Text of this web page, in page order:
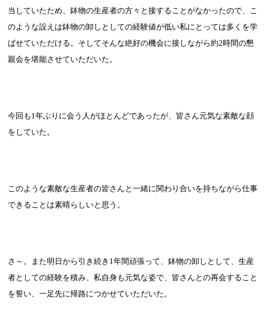
当していたため、鉢物の生産者の方々と接することがなかったので、こ
のような設えは鉢物の卸しとしての経験値が低い私にとっては多くを学
ばせていただける。そしてそんな絶好の機会に接しながら約2時間の懇
親会を堪能させていただいた。
今回も 1年ぶりに会う人がほとんどであったが、皆さん元気な素敵な顔
をしていた。
このような素敵な生産者の皆さんと一緒に関わり合いを持ちながら仕事
できることは素晴らしいと思う。
さ～。また明日から引き続き 1年間頑張って、鉢物の卸しとして、生産
者としての経験を積み、私自身も元気な姿で、皆さんとの再会すること
を誓い、一足先に帰路につかせていただいた。